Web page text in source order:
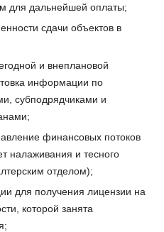
для дальнейшей оплаты;
сдачи объектов в
и внеплановой
информации по
субподрядчиками и
финансовых потоков
налаживания и тесного
отделом);
для получения лицензии на
которой занята